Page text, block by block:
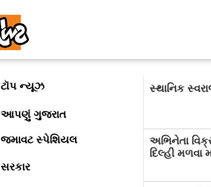
ટૉપ ન્યૂઝ
આપણું ગુજરાત
જમાવટ સ્પેશિયલ
સરકાર
સ્થાનિક
અભિનેતા
દિલ્હી મળવા